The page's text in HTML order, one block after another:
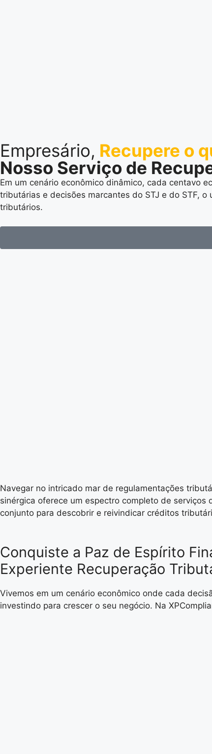
Empresário, Recupere o
Nosso Serviço de
Em um cenário econômico dinâmico, cada centavo
tributárias e decisões marcantes do STJ e do STF,
tributários.
Navegar no intricado mar de regulamentações
sinérgica oferece um espectro completo de
conjunto para descobrir e reivindicar créditos
Conquiste a Paz de Espírito
Experiente Recuperação
Vivemos em um cenário econômico onde cada
investindo para crescer o seu negócio. Na